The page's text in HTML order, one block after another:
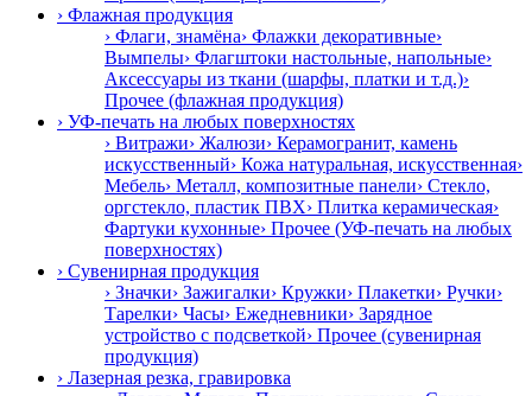
› Флажная продукция
› Флаги, знамёна› Флажки декоративные›
Вымпелы› Флагштоки настольные, напольные›
Аксессуары из ткани (шарфы, платки и т.д.)›
Прочее (флажная продукция)
› УФ-печать на любых поверхностях
› Витражи› Жалюзи› Керамогранит, камень
искусственный› Кожа натуральная, искусственная›
Мебель› Металл, композитные панели› Стекло,
оргстекло, пластик ПВХ› Плитка керамическая›
Фартуки кухонные› Прочее (УФ-печать на любых
поверхностях)
› Сувенирная продукция
› Значки› Зажигалки› Кружки› Плакетки› Ручки›
Тарелки› Часы› Ежедневники› Зарядное
устройство с подсветкой› Прочее (сувенирная
продукция)
› Лазерная резка, гравировка